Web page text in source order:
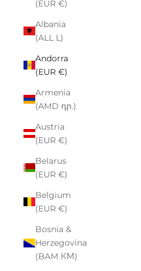
(EUR €)
Albania
(ALL L)
Andorra
(EUR €)
Armenia
(AMD դր.)
Austria
(EUR €)
Belarus
(EUR €)
Belgium
(EUR €)
Bosnia &
Herzegovina
(BAM КМ)